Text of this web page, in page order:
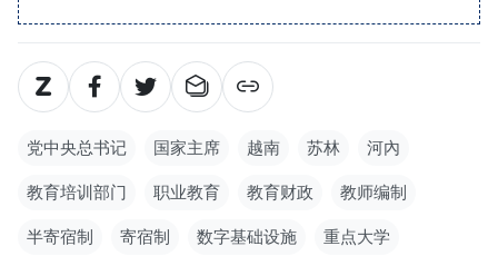
党中央总书记 国家主席 越南 苏林 河內
教育培训部门 职业教育 教育财政 教师编制
半寄宿制 寄宿制 数字基础设施 重点大学